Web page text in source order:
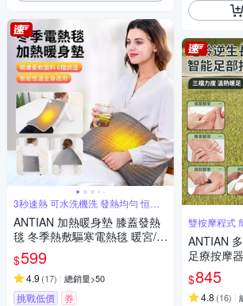
3秒速熱 可水洗機洗 發熱均勻 恒溫
線
ANTIAN 加熱暖身墊 膝蓋發熱
毯 冬季熱敷驅寒電熱毯 暖宮/暖
腿/暖背/暖手 60*30cm
$599
4.9 (17) 總銷量>50
挑戰低價 券
雙按摩程式
滾刮
ANTIAN
足療按摩
摩機 腳底
物）
$845
4.8 (16)